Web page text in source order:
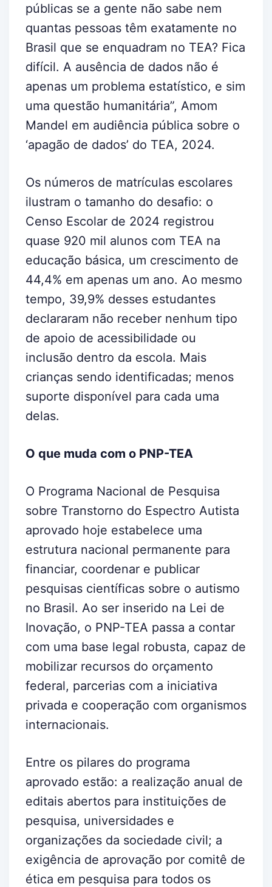
públicas se a gente não sabe nem
quantas pessoas têm exatamente no
Brasil que se enquadram no TEA? Fica
difícil. A ausência de dados não é
apenas um problema estatístico, e sim
uma questão humanitária”, Amom
Mandel em audiência pública sobre o
‘apagão de dados’ do TEA, 2024.
Os números de matrículas escolares
ilustram o tamanho do desafio: o
Censo Escolar de 2024 registrou
quase 920 mil alunos com TEA na
educação básica, um crescimento de
44,4% em apenas um ano. Ao mesmo
tempo, 39,9% desses estudantes
declararam não receber nenhum tipo
de apoio de acessibilidade ou
inclusão dentro da escola. Mais
crianças sendo identificadas; menos
suporte disponível para cada uma
delas.
O que muda com o PNP-TEA
O Programa Nacional de Pesquisa
sobre Transtorno do Espectro Autista
aprovado hoje estabelece uma
estrutura nacional permanente para
financiar, coordenar e publicar
pesquisas científicas sobre o autismo
no Brasil. Ao ser inserido na Lei de
Inovação, o PNP-TEA passa a contar
com uma base legal robusta, capaz de
mobilizar recursos do orçamento
federal, parcerias com a iniciativa
privada e cooperação com organismos
internacionais.
Entre os pilares do programa
aprovado estão: a realização anual de
editais abertos para instituições de
pesquisa, universidades e
organizações da sociedade civil; a
exigência de aprovação por comitê de
ética em pesquisa para todos os